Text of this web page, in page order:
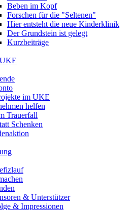
Beben im Kopf
Forschen für die "Seltenen"
Hier entsteht die neue Kinderklinik
Der Grundstein ist gelegt
Kurzbeiträge
im UKE
helfen
Trauerfall
Schenken
& Unterstützer
& Impressionen